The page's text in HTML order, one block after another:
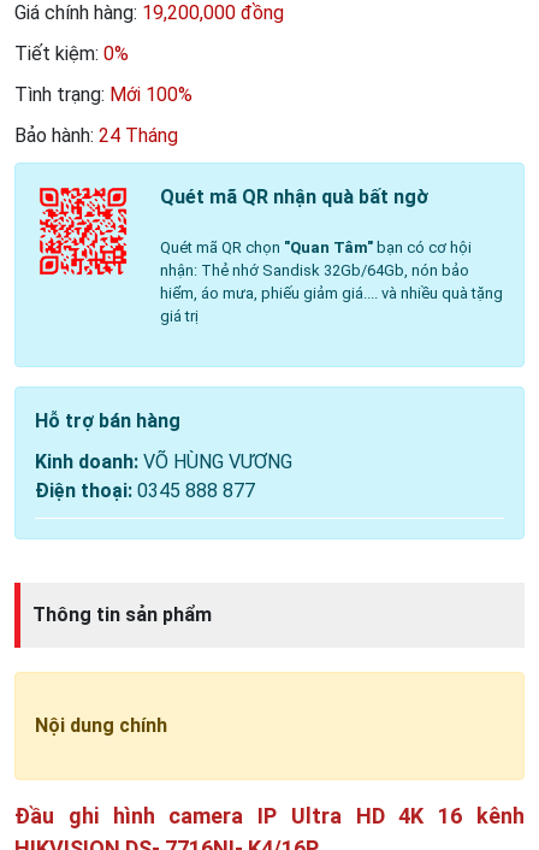
Giá chính hàng: 19,200,000 đồng
Tiết kiệm: 0%
Tình trạng: Mới 100%
Bảo hành: 24 Tháng
Quét mã QR nhận quà bất ngờ
Quét mã QR chọn "Quan Tâm"bạn có cơ hội
nhận: Thẻ nhớ Sandisk 32Gb/64Gb, nón bảo
hiểm, áo mưa, phiếu giảm giá.... và nhiều quà tặng
giá trị
Hỗ trợ bán hàng
Kinh doanh: VÕ HÙNG VƯƠNG
Điện thoại: 0345 888 877
Thông tin sản phẩm
Nội dung chính
Đầu ghi hình camera IP Ultra HD 4K 16 kênh